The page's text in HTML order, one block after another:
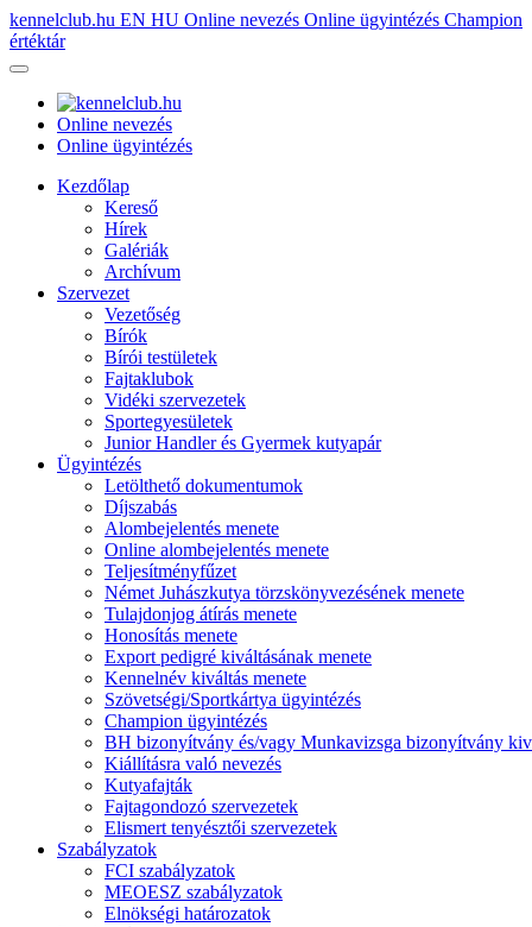
kennelclub.hu EN HU Online nevezés Online ügyintézés Champion
értéktár
Online nevezés
Online ügyintézés
Kezdőlap
Kereső
Hírek
Galériák
Archívum
Szervezet
Vezetőség
Bírók
Bírói testületek
Fajtaklubok
Vidéki szervezetek
Sportegyesületek
Junior Handler és Gyermek kutyapár
Ügyintézés
Letölthető dokumentumok
Díjszabás
Alombejelentés menete
Online alombejelentés menete
Teljesítményfűzet
Német Juhászkutya törzskönyvezésének menete
Tulajdonjog átírás menete
Honosítás menete
Export pedigré kiváltásának menete
Kennelnév kiváltás menete
Szövetségi/Sportkártya ügyintézés
Champion ügyintézés
BH bizonyítvány és/vagy Munkavizsga bizonyítvány
Kiállításra való nevezés
Kutyafajták
Fajtagondozó szervezetek
Elismert tenyésztői szervezetek
Szabályzatok
FCI szabályzatok
MEOESZ szabályzatok
Elnökségi határozatok